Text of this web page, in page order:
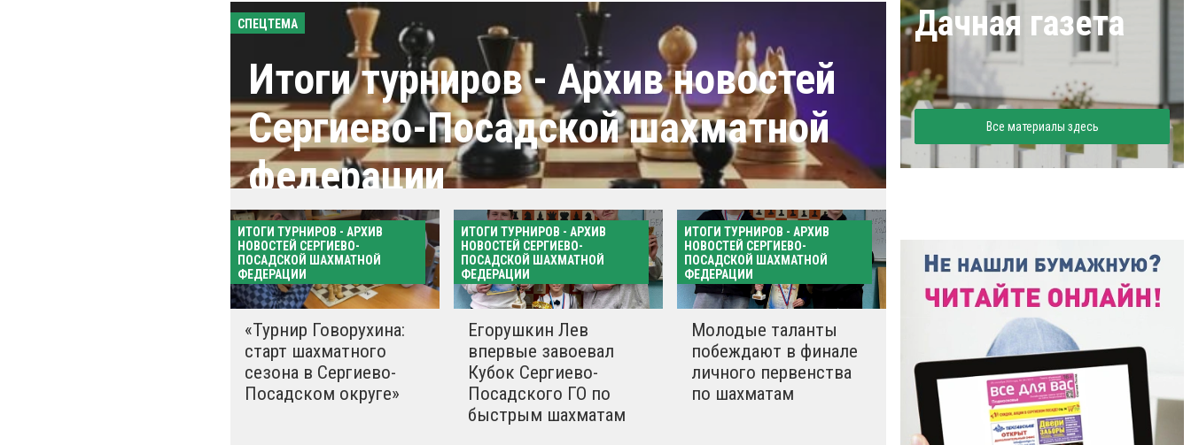
СПЕЦТЕМА
Итоги турниров - Архив новостей
Сергиево-Посадской шахматной
федерации
Все материалы здесь
ИТОГИ ТУРНИРОВ - АРХИВ
НОВОСТЕЙ СЕРГИЕВО-
ПОСАДСКОЙ ШАХМАТНОЙ
ФЕДЕРАЦИИ
«Турнир Говорухина:
старт шахматного
сезона в Сергиево-
Посадском округе»
ИТОГИ ТУРНИРОВ - АРХИВ
НОВОСТЕЙ СЕРГИЕВО-
ПОСАДСКОЙ ШАХМАТНОЙ
ФЕДЕРАЦИИ
Егорушкин Лев
впервые завоевал
Кубок Сергиево-
Посадского ГО по
быстрым шахматам
ИТОГИ ТУРНИРОВ - АРХИВ
НОВОСТЕЙ СЕРГИЕВО-
ПОСАДСКОЙ ШАХМАТНОЙ
ФЕДЕРАЦИИ
Молодые таланты
побеждают в финале
личного первенства
по шахматам
Дачная газета
Все материалы здесь